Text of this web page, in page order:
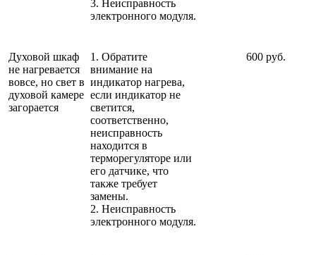
3. Неисправность
электронного модуля.
Духовой шкаф
не нагревается
вовсе, но свет в
духовой камере
загорается
1. Обратите
внимание на
индикатор нагрева,
если индикатор не
светится,
соответственно,
неисправность
находится в
терморегуляторе или
его датчике, что
также требует
замены.
2. Неисправность
электронного модуля.
600 руб.